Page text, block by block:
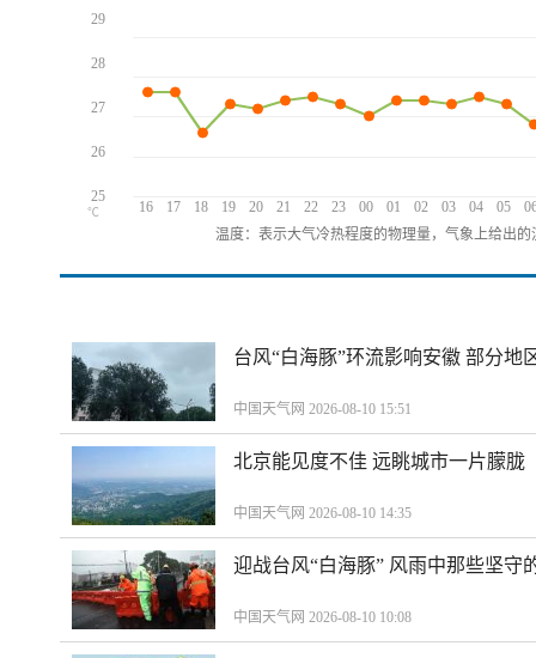
16 17 18 19 20 21 22 23 00 01 02 03 04 05
29
28
27
26
25
℃
温度：表示大气冷热程度的物理量，气象上给出
台风“白海豚”环流影响安徽 部分地
中国天气网 2026-08-10 15:51
北京能见度不佳 远眺城市一片朦胧
中国天气网 2026-08-10 14:35
迎战台风“白海豚” 风雨中那些坚守
中国天气网 2026-08-10 10:08